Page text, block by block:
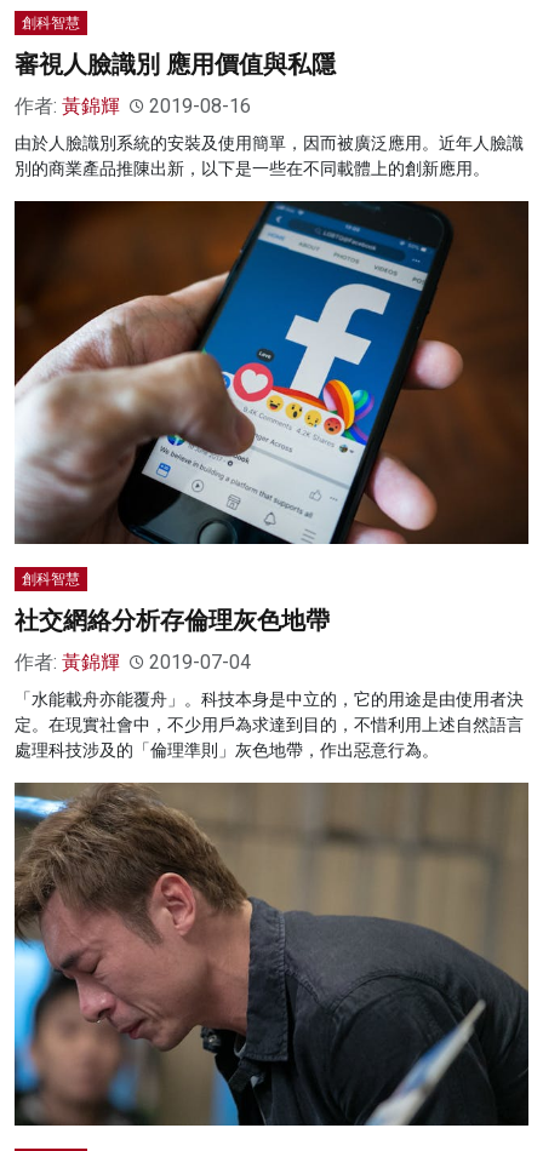
創科智慧
審視人臉識別 應用價值與私隱
作者: 黃錦輝 2019-08-16
由於人臉識別系統的安裝及使用簡單，因而被廣泛應用。近年人臉識
別的商業產品推陳出新，以下是一些在不同載體上的創新應用。
創科智慧
社交網絡分析存倫理灰色地帶
作者: 黃錦輝 2019-07-04
「水能載舟亦能覆舟」。科技本身是中立的，它的用途是由使用者決
定。在現實社會中，不少用戶為求達到目的，不惜利用上述自然語言
處理科技涉及的「倫理準則」灰色地帶，作出惡意行為。